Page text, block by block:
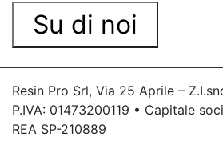
Su di noi
Resin Pro Srl, Via 25 Aprile –
P.IVA: 01473200119 • Capitale
REA SP-210889